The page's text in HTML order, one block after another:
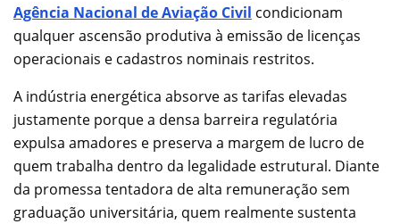
Agência Nacional de Aviação Civil condicionam
qualquer ascensão produtiva à emissão de licenças
operacionais e cadastros nominais restritos.
A indústria energética absorve as tarifas elevadas
justamente porque a densa barreira regulatória
expulsa amadores e preserva a margem de lucro de
quem trabalha dentro da legalidade estrutural. Diante
da promessa tentadora de alta remuneração sem
graduação universitária, quem realmente sustenta